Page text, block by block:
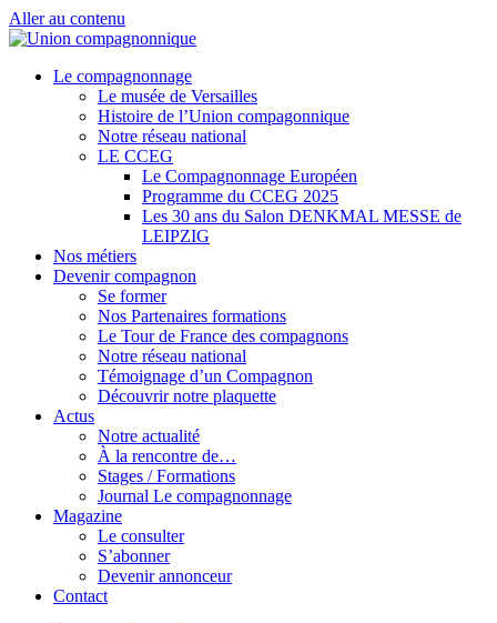
Aller au contenu
Le compagnonnage
Le musée de Versailles
Histoire de l’Union compagonnique
Notre réseau national
LE CCEG
Le Compagnonnage Européen
Programme du CCEG 2025
Les 30 ans du Salon DENKMAL MESSE de
LEIPZIG
Nos métiers
Devenir compagnon
Se former
Nos Partenaires formations
Le Tour de France des compagnons
Notre réseau national
Témoignage d’un Compagnon
Découvrir notre plaquette
Actus
Notre actualité
À la rencontre de…
Stages / Formations
Journal Le compagnonnage
Magazine
Le consulter
S’abonner
Devenir annonceur
Contact